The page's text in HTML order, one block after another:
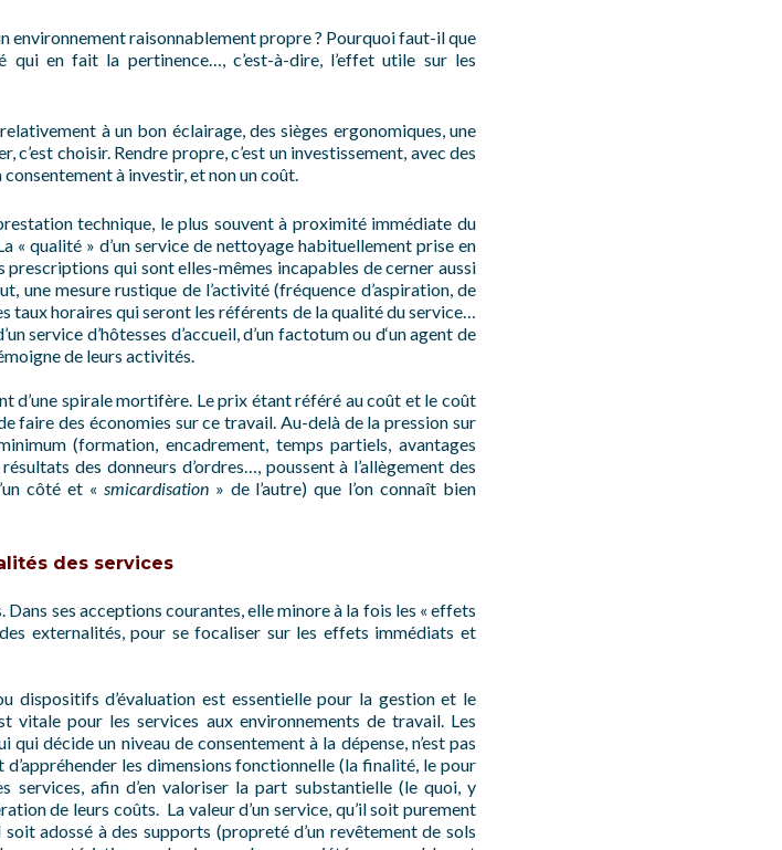
environnement raisonnablement propre ? Pourquoi faut-il que
en fait la pertinence…, c’est-à-dire, l’effet utile sur les
à un bon éclairage, des sièges ergonomiques, une
choisir. Rendre propre, c’est un investissement, avec des
à investir, et non un coût.
technique, le plus souvent à proximité immédiate du
qualité » d’un service de nettoyage habituellement prise en
qui sont elles-mêmes incapables de cerner aussi
une mesure rustique de l’activité (fréquence d’aspiration, de
taux horaires qui seront les référents de la qualité du service…
service d’hôtesses d’accueil, d’un factotum ou d‘un agent de
de leurs activités.
d’une spirale mortifère. Le prix étant référé au coût et le coût
faire des économies sur ce travail. Au-delà de la pression sur
(formation, encadrement, temps partiels, avantages
des donneurs d’ordres…, poussent à l’allègement des
côté et « smicardisation » de l’autre) que l’on connaît bien
des services
ses acceptions courantes, elle minore à la fois les « effets
externalités, pour se focaliser sur les effets immédiats et
dispositifs d’évaluation est essentielle pour la gestion et le
vitale pour les services aux environnements de travail. Les
décide un niveau de consentement à la dépense, n’est pas
les dimensions fonctionnelle (la finalité, le pour
services, afin d’en valoriser la part substantielle (le quoi, y
de leurs coûts. La valeur d’un service, qu’il soit purement
adossé à des supports (propreté d’un revêtement de sols